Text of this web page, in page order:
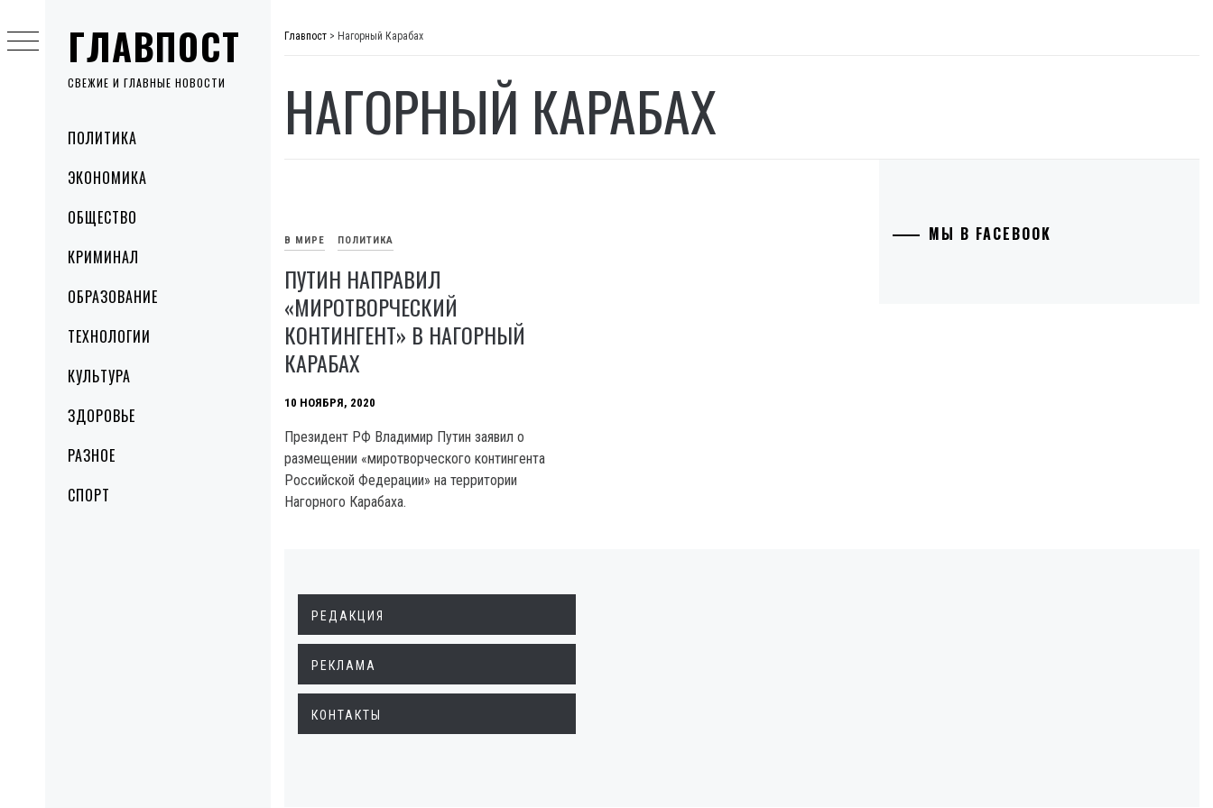
ГЛАВПОСТ
СВЕЖИЕ И ГЛАВНЫЕ НОВОСТИ
MenuПОЛИТИКА
ЭКОНОМИКА
ОБЩЕСТВО
КРИМИНАЛ
ОБРАЗОВАНИЕ
ТЕХНОЛОГИИ
КУЛЬТУРА
ЗДОРОВЬЕ
РАЗНОЕ
СПОРТ
to
content
Главпост > Нагорный Карабах
НАГОРНЫЙ КАРАБАХ
В МИРЕ ПОЛИТИКА
ПУТИН НАПРАВИЛ
«МИРОТВОРЧЕСКИЙ
КОНТИНГЕНТ» В НАГОРНЫЙ
КАРАБАХ
10 НОЯБРЯ, 2020
Президент РФ Владимир Путин заявил о
размещении «миротворческого контингента
Российской Федерации» на территории
Нагорного Карабаха.
МЫ В FACEBOOK
РЕДАКЦИЯ
РЕКЛАМА
КОНТАКТЫ